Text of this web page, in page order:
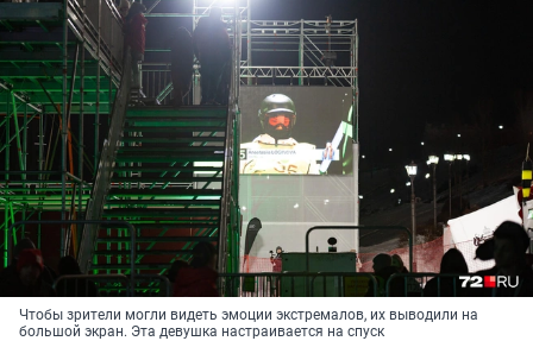
Чтобы зрители могли видеть эмоции экстремалов, их выводили на
большой экран. Эта девушка настраивается на спуск